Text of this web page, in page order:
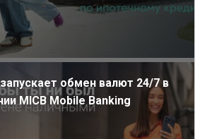
обмен валют 24/7 в
MICB Mobile Banking